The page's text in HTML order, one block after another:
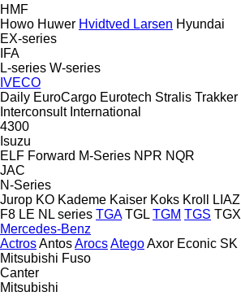
HMF
Howo Huwer Hvidtved Larsen Hyundai
EX-series
IFA
L-series W-series
IVECO
Daily EuroCargo Eurotech Stralis Trakker
Interconsult International
4300
Isuzu
ELF Forward M-Series NPR NQR
JAC
N-Series
Jurop KO Kademe Kaiser Koks Kroll LIAZ
F8 LE NL series TGA TGL TGM TGS TGX
Mercedes-Benz
ActrosAntosArocsAtegoAxor Econic SK
Mitsubishi Fuso
Canter
Mitsubishi